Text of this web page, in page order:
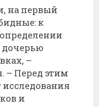
на первый
к
дочерью
–
– Перед этим
и